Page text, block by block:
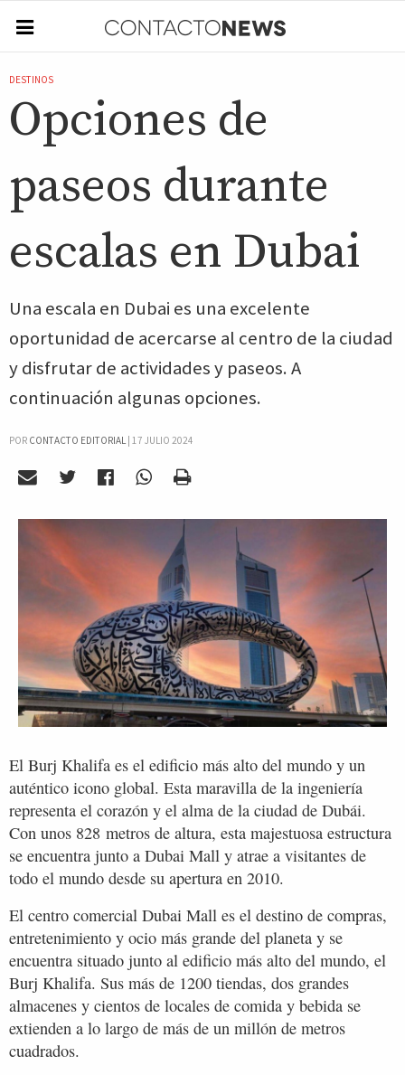
DESTINOS
Opciones de
paseos durante
escalas en Dubai
Una escala en Dubai es una excelente
oportunidad de acercarse al centro de la ciudad
y disfrutar de actividades y paseos. A
continuación algunas opciones.
POR CONTACTO EDITORIAL| 17 JULIO 2024
El Burj Khalifa es el edificio más alto del mundo y un
auténtico icono global. Esta maravilla de la ingeniería
representa el corazón y el alma de la ciudad de Dubái.
Con unos 828 metros de altura, esta majestuosa estructura
se encuentra junto a Dubai Mall y atrae a visitantes de
todo el mundo desde su apertura en 2010.
El centro comercial Dubai Mall es el destino de compras,
entretenimiento y ocio más grande del planeta y se
encuentra situado junto al edificio más alto del mundo, el
Burj Khalifa. Sus más de 1200 tiendas, dos grandes
almacenes y cientos de locales de comida y bebida se
extienden a lo largo de más de un millón de metros
cuadrados.